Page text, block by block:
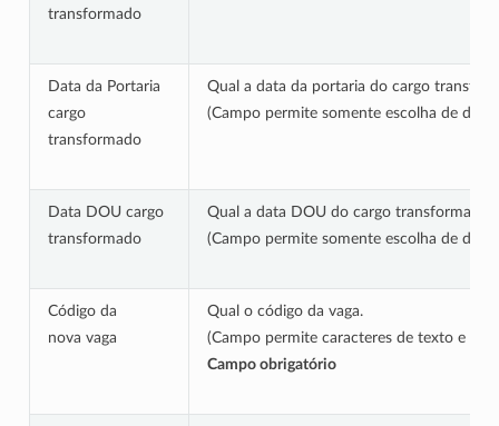
transformado
Data da Portaria
cargo
transformado
Qual a data da portaria do cargo
(Campo permite somente escolha de
Data DOU cargo
transformado
Qual a data DOU do cargo transformado.
(Campo permite somente escolha de
Código da
nova vaga
Qual o código da vaga.
(Campo permite caracteres de texto e
Campo obrigatório